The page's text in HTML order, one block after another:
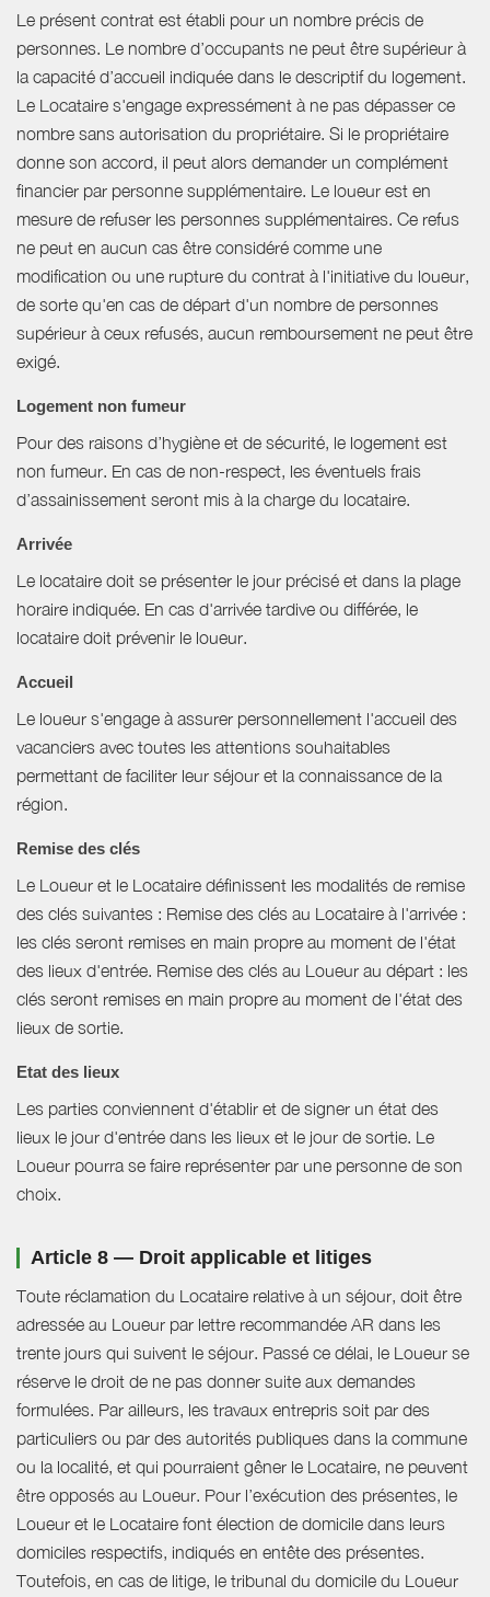
Le présent contrat est établi pour un nombre précis de
personnes. Le nombre d’occupants ne peut être supérieur à
la capacité d’accueil indiquée dans le descriptif du logement.
Le Locataire s'engage expressément à ne pas dépasser ce
nombre sans autorisation du propriétaire. Si le propriétaire
donne son accord, il peut alors demander un complément
financier par personne supplémentaire. Le loueur est en
mesure de refuser les personnes supplémentaires. Ce refus
ne peut en aucun cas être considéré comme une
modification ou une rupture du contrat à l'initiative du loueur,
de sorte qu'en cas de départ d'un nombre de personnes
supérieur à ceux refusés, aucun remboursement ne peut être
exigé.
Logement non fumeur
Pour des raisons d’hygiène et de sécurité, le logement est
non fumeur. En cas de non-respect, les éventuels frais
d’assainissement seront mis à la charge du locataire.
Arrivée
Le locataire doit se présenter le jour précisé et dans la plage
horaire indiquée. En cas d'arrivée tardive ou différée, le
locataire doit prévenir le loueur.
Accueil
Le loueur s'engage à assurer personnellement l'accueil des
vacanciers avec toutes les attentions souhaitables
permettant de faciliter leur séjour et la connaissance de la
région.
Remise des clés
Le Loueur et le Locataire définissent les modalités de remise
des clés suivantes : Remise des clés au Locataire à l'arrivée :
les clés seront remises en main propre au moment de l'état
des lieux d'entrée. Remise des clés au Loueur au départ : les
clés seront remises en main propre au moment de l'état des
lieux de sortie.
Etat des lieux
Les parties conviennent d'établir et de signer un état des
lieux le jour d'entrée dans les lieux et le jour de sortie. Le
Loueur pourra se faire représenter par une personne de son
choix.
Article 8 — Droit applicable et litiges
Toute réclamation du Locataire relative à un séjour, doit être
adressée au Loueur par lettre recommandée AR dans les
trente jours qui suivent le séjour. Passé ce délai, le Loueur se
réserve le droit de ne pas donner suite aux demandes
formulées. Par ailleurs, les travaux entrepris soit par des
particuliers ou par des autorités publiques dans la commune
ou la localité, et qui pourraient gêner le Locataire, ne peuvent
être opposés au Loueur. Pour l’exécution des présentes, le
Loueur et le Locataire font élection de domicile dans leurs
domiciles respectifs, indiqués en entête des présentes.
Toutefois, en cas de litige, le tribunal du domicile du Loueur